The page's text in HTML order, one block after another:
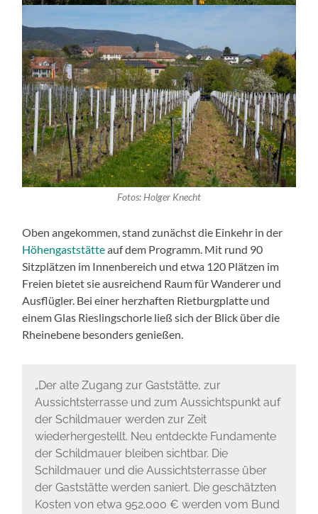
Fotos: Holger Knecht
Oben angekommen, stand zunächst die Einkehr in der
Höhengaststätteauf dem Programm. Mit rund 90
Sitzplätzen im Innenbereich und etwa 120 Plätzen im
Freien bietet sie ausreichend Raum für Wanderer und
Ausflügler. Bei einer herzhaften Rietburgplatte und
einem Glas Rieslingschorle ließ sich der Blick über die
Rheinebene besonders genießen.
„Der alte Zugang zur Gaststätte, zur
Aussichtsterrasse und zum Aussichtspunkt auf
der Schildmauer werden zur Zeit
wiederhergestellt. Neu entdeckte Fundamente
der Schildmauer bleiben sichtbar. Die
SchiIdmauer und die Aussichtsterrasse über
der Gaststätte werden saniert. Die geschätzten
Kosten von etwa 952.000 € werden vom Bund